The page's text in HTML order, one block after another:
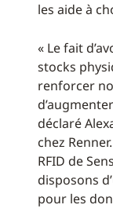
les aide à
« Le fait
stocks
renforcer
déclaré
chez
RFID de
disposons
pour les